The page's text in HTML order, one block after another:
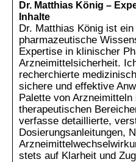
Dr. Matthias König –
Inhalte
Dr. Matthias König ist
pharmazeutische
Expertise in klinischer
Arzneimittelsicherheit.
recherchierte
sichere und effektive
Palette von
therapeutischen
verfasse detaillierte,
Dosierungsanleitungen,
stets auf Klarheit und